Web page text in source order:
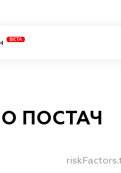
BETA
ПОСТАЧ